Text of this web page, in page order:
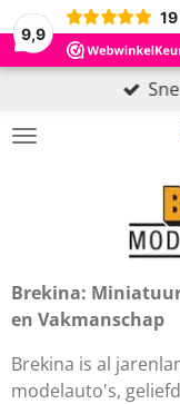
9,9
19
Brekina:
en Vakmanschap
Brekina is al
modelauto's,